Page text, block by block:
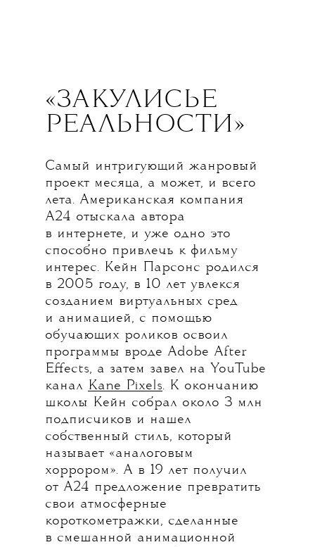
«ЗАКУЛИСЬЕ
РЕАЛЬНОСТИ»
Самый интригующий жанровый
проект месяца, а может, и всего
лета. Американская компания
А24 отыскала автора
в интернете, и уже одно это
способно привлечь к фильму
интерес. Кейн Парсонс родился
в 2005 году, в 10 лет увлекся
созданием виртуальных сред
и анимацией, с помощью
обучающих роликов освоил
программы вроде Adobe After
Effects, а затем завел на YouTube
канал Kane Pixels. К окончанию
школы Кейн собрал около 3 млн
подписчиков и нашел
собственный стиль, который
называет «аналоговым
хоррором». А в 19 лет получил
от А24 предложение превратить
свои атмосферные
короткометражки, сделанные
в смешанной анимационной